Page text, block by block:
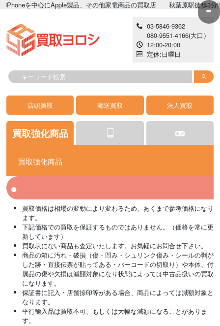
中心にApple製品、その他家電商品の買取店 秋葉原駅徒歩3分!!高価現金
03-5846-9362
080-9551-4166(大口）
12:00-20:00
定休:日曜日
店頭買取 郵送買取 法人買取
買取強化商品
買取強化商品
AppleWatch MacPC Android
PC カーナビ レコーダー 生活家電
買取価格は相場の変動により変わるため、あくまで参考価格になり
ます。
下記価格での買取を保証するものではありません。（価格を常に更
新しています）
買取表にない商品も査定いたします。お気軽にお問合せ下さい。
商品の箱に汚れ・破損（傷・凹み・シュリンク傷み・シールの剥が
した跡・直接伝票が貼ってある・バーコードの切取り）や本体、付
属品の傷や欠損は減額対象になり状態によっては中古品扱いの買取
になります。
保証書に記入・店舗捺印等がある場合、商品によっては減額対象と
なります。
平行輸入品は買取不可、もしくは大幅な減額になることがありま
す。